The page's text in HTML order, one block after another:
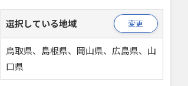
選択している地域 変更
鳥取県、島根県、岡山県、広島県、山
口県